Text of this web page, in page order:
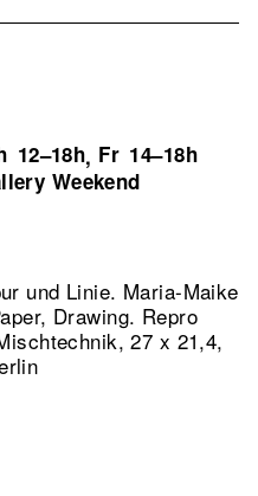
12–18h, Fr 14–18h
Weekend
und Linie. Maria-Maike
Drawing. Repro
27 x 21,4,